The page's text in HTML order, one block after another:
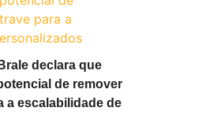
declara que
de remover
a escalabilidade de